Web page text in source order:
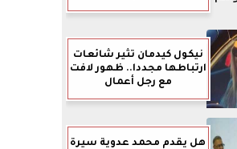
نيكول كيدمان تثير شائعات
ارتباطها مجددا.. ظهور لافت
مع رجل أعمال
هل يقدم محمد عدوية سيرة